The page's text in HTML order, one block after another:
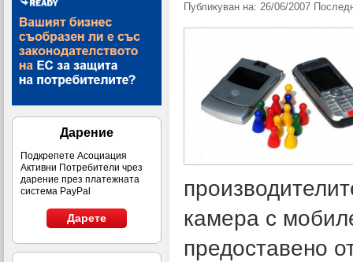
Дарение
Подкрепете Асоциация
Активни Потребители чрез
дарение през платежната
система PayPal
Дарете
Публикуван на: 26/06/2007
камера с
предоставено